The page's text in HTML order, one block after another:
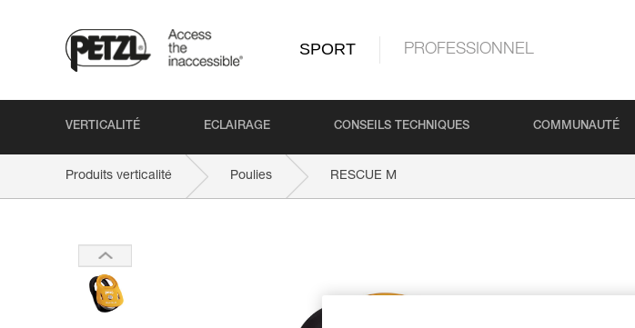
SPORT PROFESSIONNEL
VERTICALITÉ ECLAIRAGE CONSEILS TECHNIQUES COMMUNAUTÉ
Produits verticalité Poulies RESCUE M